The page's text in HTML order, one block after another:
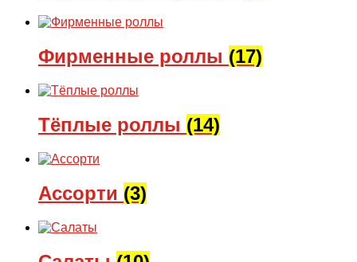
Фирменные роллы (17)
Тёплые роллы (14)
Ассорти (3)